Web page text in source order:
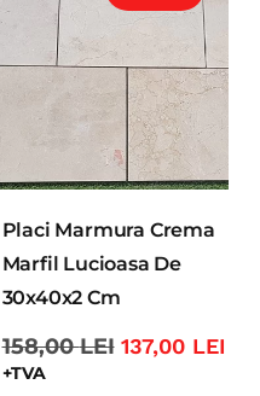
Placi Marmura Crema
Marfil Lucioasa De
30x40x2 Cm
158,00LEI 137,00 LEI
+TVA